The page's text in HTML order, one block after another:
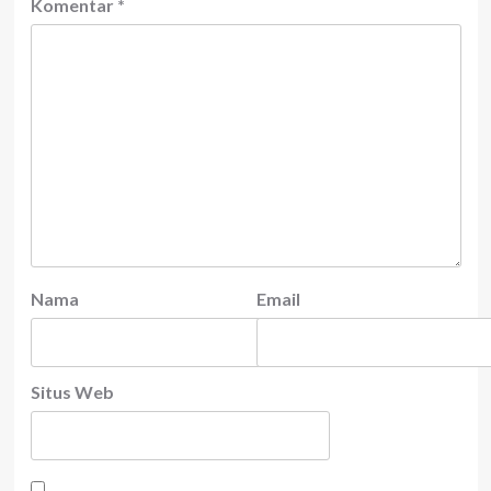
Komentar *
Nama Email
Situs Web